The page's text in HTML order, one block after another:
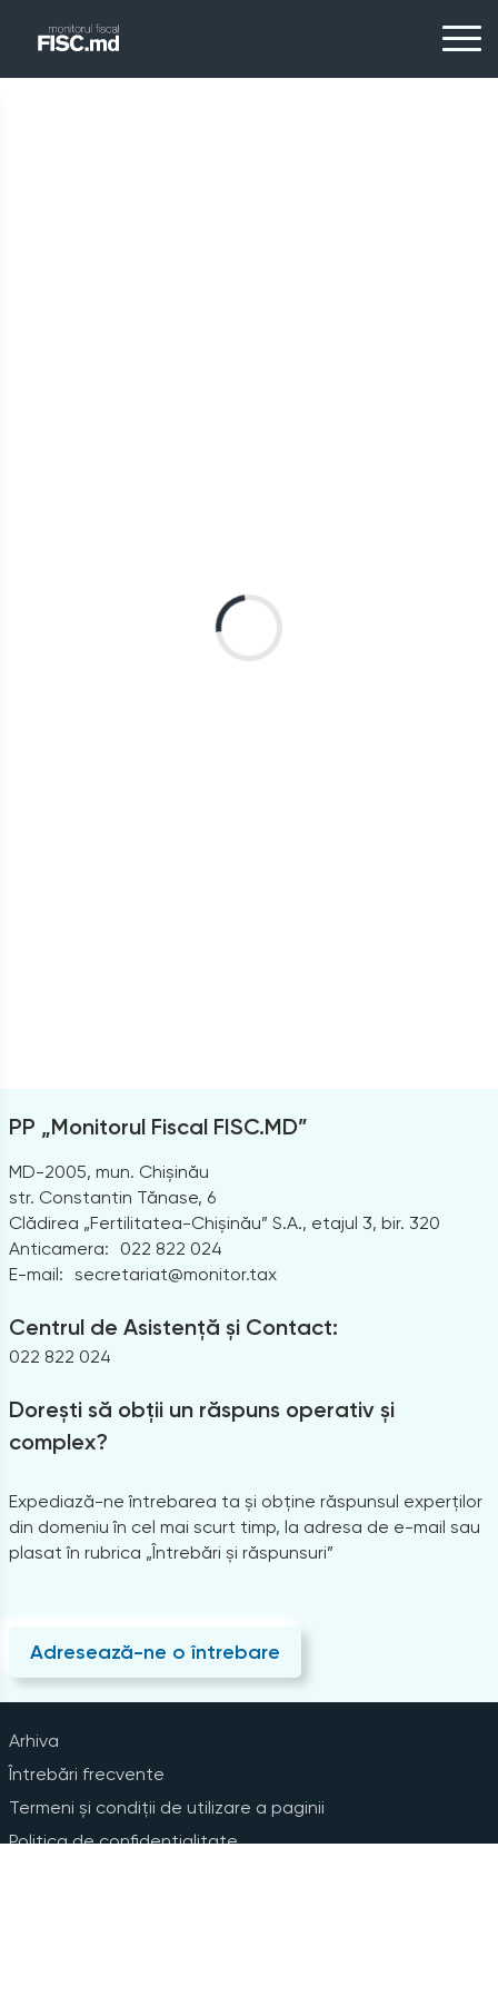
PP „Monitorul Fiscal FISC.MD”
MD-2005, mun. Chișinău
str. Constantin Tănase, 6
Clădirea „Fertilitatea-Chișinău” S.A., etajul 3, bir. 320
Anticamera:
022 822 024
E-mail: secretariat@monitor.tax
Centrul de Asistență și Contact:
022 822 024
Dorești să obții un răspuns operativ și
complex?
Expediază-ne întrebarea ta și obține răspunsul experților
din domeniu în cel mai scurt timp, la adresa de e-mail sau
plasat în rubrica „Întrebări și răspunsuri”
Adresează-ne o întrebare
Arhiva
Întrebări frecvente
Termeni și condiții de utilizare a paginii
Politica de confidențialitate